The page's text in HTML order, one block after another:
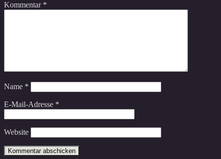
Kommentar *
Name *
E-Mail-Adresse *
Website